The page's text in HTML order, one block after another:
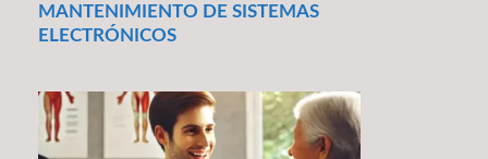
MANTENIMIENTO DE SISTEMAS
ELECTRÓNICOS